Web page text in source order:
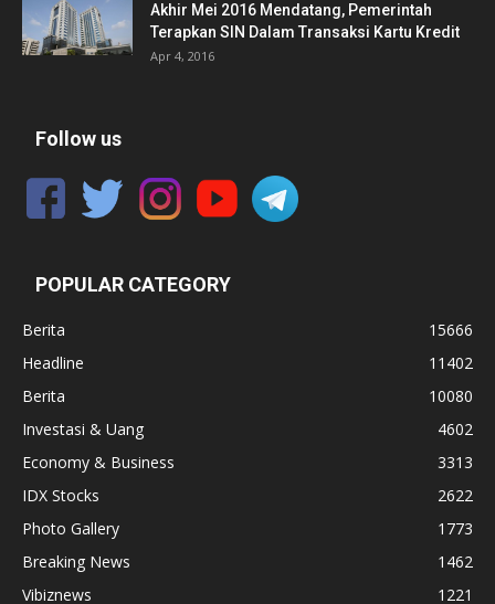
Akhir Mei 2016 Mendatang, Pemerintah
Terapkan SIN Dalam Transaksi Kartu Kredit
Apr 4, 2016
Follow us
POPULAR CATEGORY
Berita
15666
Headline
11402
Berita
10080
Investasi & Uang
4602
Economy & Business
3313
IDX Stocks
2622
Photo Gallery
1773
Breaking News
1462
Vibiznews
1221